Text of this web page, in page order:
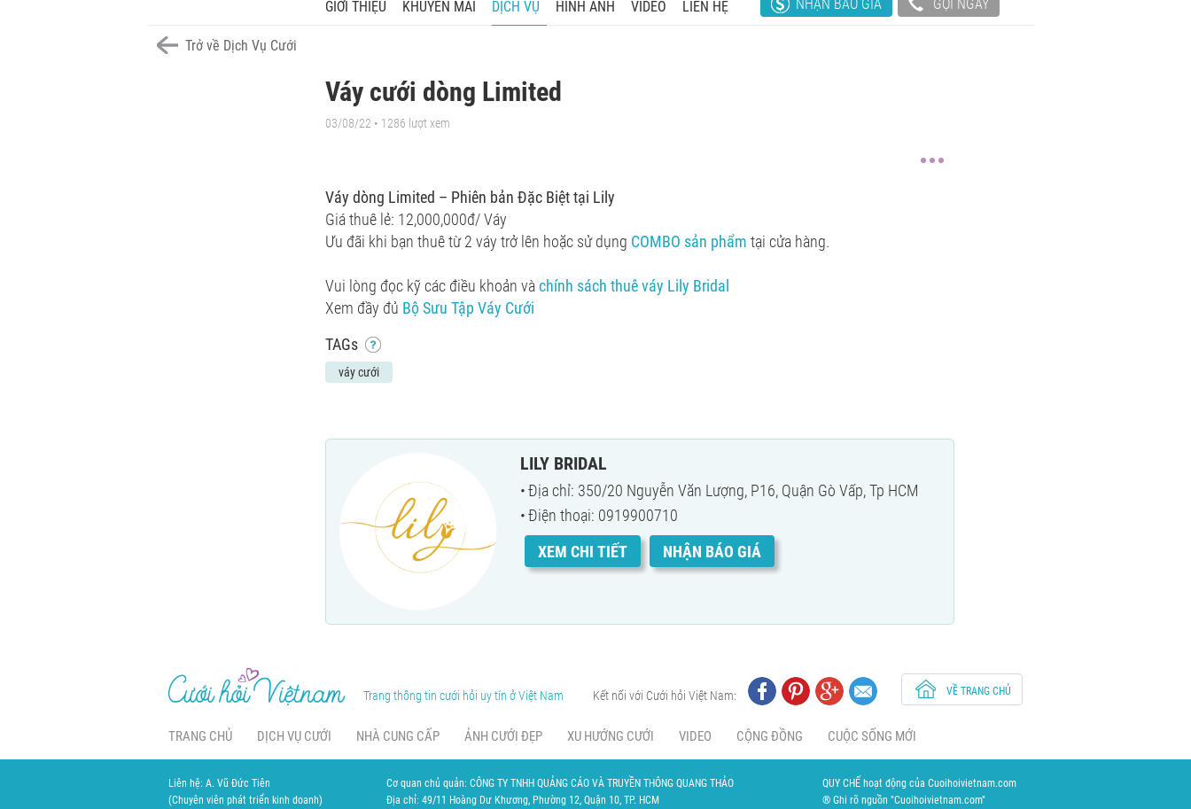
GIỚI THIỆU KHUYẾN MÃI DỊCH VỤ HÌNH ẢNH VIDEO LIÊN HỆ NHẬN BÁO GIÁ GỌI NGAY
Trở về Dịch Vụ Cưới
Váy cưới dòng Limited
03/08/22 • 1286 lượt xem
Váy dòng Limited – Phiên bản Đặc Biệt tại Lily
Giá thuê lẻ: 12,000,000đ/ Váy
Ưu đãi khi bạn thuê từ 2 váy trở lên hoặc sử dụng COMBO sản phẩm tại cửa hàng.
Vui lòng đọc kỹ các điều khoản vàchính sách thuê váy Lily Bridal
Xem đầy đủ Bộ Sưu Tập Váy Cưới
TAGs
váy cưới
LILY BRIDAL
Địa chỉ: 350/20 Nguyễn Văn Lượng, P16, Quận Gò Vấp, Tp HCM
Điện thoại: 0919900710
XEM CHI TIẾT
NHẬN BÁO GIÁ
Trang thông tin cưới hỏi uy tín ở Việt Nam Kết nối với Cưới hỏi Việt Nam: VỀ TRANG CHỦ
TRANG CHỦ DỊCH VỤ CƯỚI NHÀ CUNG CẤP ẢNH CƯỚI ĐẸP XU HƯỚNG CƯỚI VIDEO CỘNG ĐỒNG CUỘC SỐNG MỚI
Liên hệ: A. Vũ Đức Tiên
(Chuyên viên phát triển kinh doanh)
Cơ quan chủ quản: CÔNG TY TNHH QUẢNG CÁO VÀ TRUYỀN THÔNG QUANG THẢO
Địa chỉ: 49/11 Hoàng Dư Khương, Phường 12, Quận 10, TP. HCM
QUY CHẾ hoạt động của Cuoihoivietnam.com
® Ghi rõ nguồn "Cuoihoivietnam.com"